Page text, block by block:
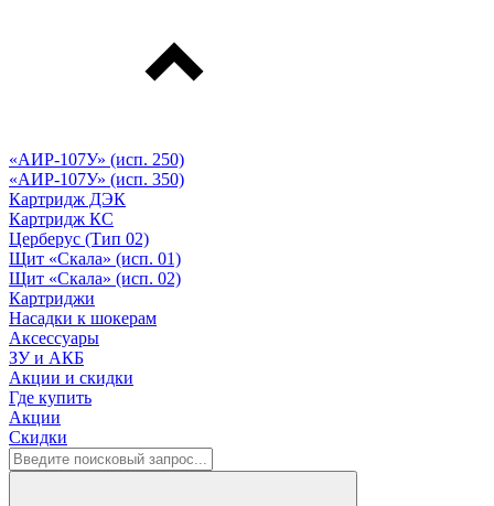
«АИР-107У» (исп. 250)
«АИР-107У» (исп. 350)
Картридж ДЭК
Картридж КС
Церберус (Тип 02)
Щит «Скала» (исп. 01)
Щит «Скала» (исп. 02)
Картриджи
Насадки к шокерам
Аксессуары
ЗУ и АКБ
Акции и скидки
Где купить
Акции
Скидки